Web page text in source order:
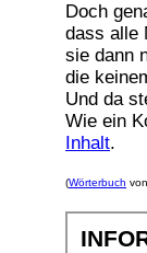
Doch
dass alle
sie dann
die
Und da
Wie ein
Inhalt.
(Wörterbuch von